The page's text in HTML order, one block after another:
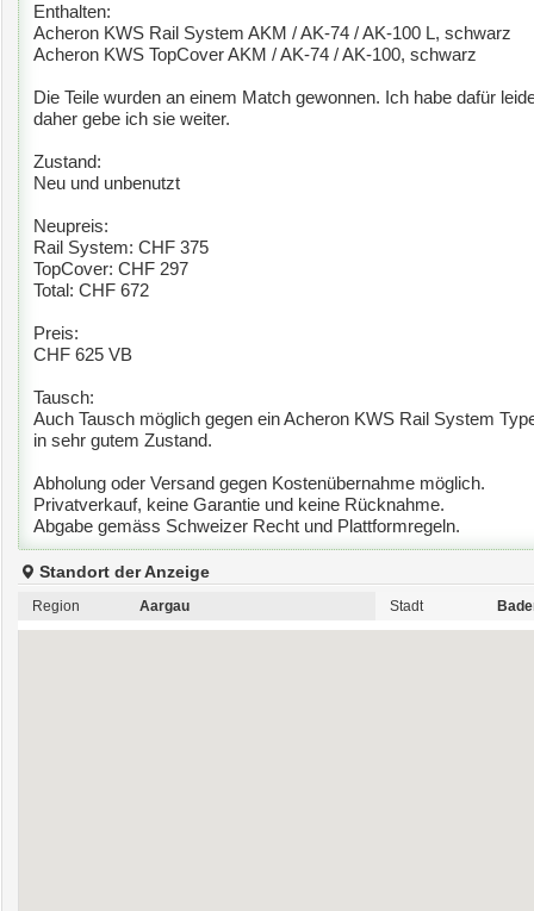
Enthalten:
Acheron KWS Rail System AKM / AK-74 / AK-100 L, schwarz
Acheron KWS TopCover AKM / AK-74 / AK-100, schwarz
Die Teile wurden an einem Match gewonnen. Ich habe dafür
daher gebe ich sie weiter.
Zustand:
Neu und unbenutzt
Neupreis:
Rail System: CHF 375
TopCover: CHF 297
Total: CHF 672
Preis:
CHF 625 VB
Tausch:
Auch Tausch möglich gegen ein Acheron KWS Rail System
in sehr gutem Zustand.
Abholung oder Versand gegen Kostenübernahme möglich.
Privatverkauf, keine Garantie und keine Rücknahme.
Abgabe gemäss Schweizer Recht und Plattformregeln.
Standort der Anzeige
Region Aargau Stadt